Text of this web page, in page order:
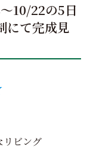
10/22の5日
にて完成見
リビング